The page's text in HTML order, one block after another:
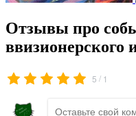
Отзывы про
ввизионерского
5 / 1